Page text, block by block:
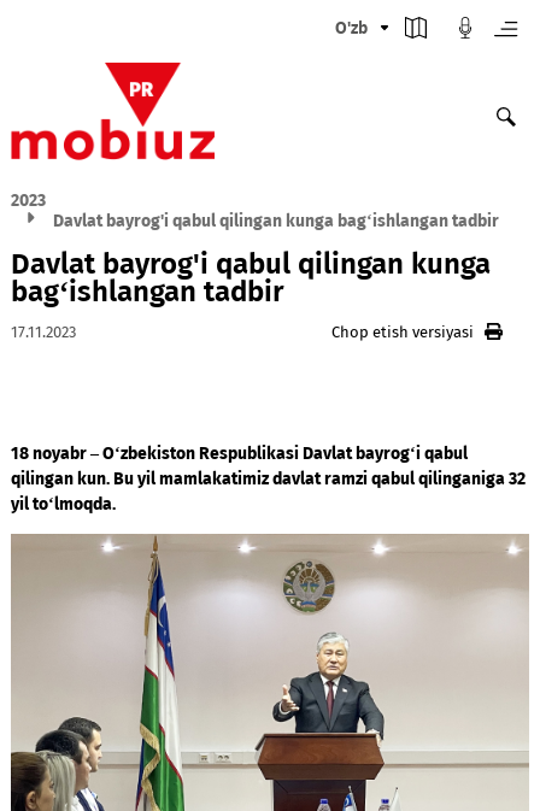
O'zb
2023
Davlat bayrog'i qabul qilingan
bag‘ishlangan tadbir
18 noyabr – O‘zbekiston Respublikasi Davlat bayrog‘i qabul
qilingan kun. Bu yil mamlakatimiz davlat ramzi qabul
yil to‘lmoqda.